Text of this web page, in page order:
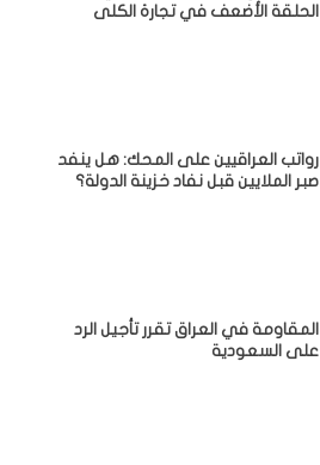
الحلقة الأضعف في تجارة الكلى
رواتب العراقيين على المحك: هل ينفد
صبر الملايين قبل نفاد خزينة الدولة؟
المقاومة في العراق تقرر تأجيل الرد
على السعودية